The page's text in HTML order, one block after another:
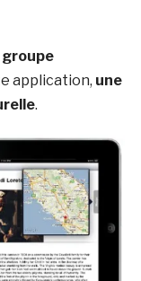
groupe
application, une
.